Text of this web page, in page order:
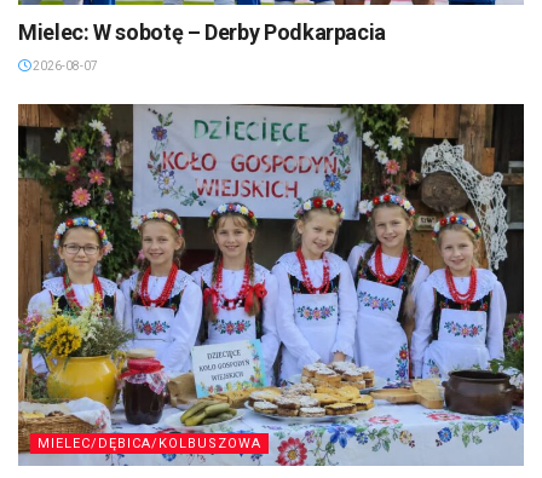
Mielec: W sobotę – Derby Podkarpacia
2026-08-07
MIELEC/DĘBICA/KOLBUSZOWA